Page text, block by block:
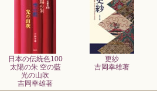
日本の伝統色100
太陽の朱 空の藍
光の山吹
吉岡幸雄著
更紗
吉岡幸雄著